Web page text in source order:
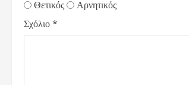
Θετικός
Αρνητικός
Σχόλιο*